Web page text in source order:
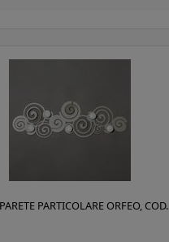
PARTICOLARE ORFEO, COD.